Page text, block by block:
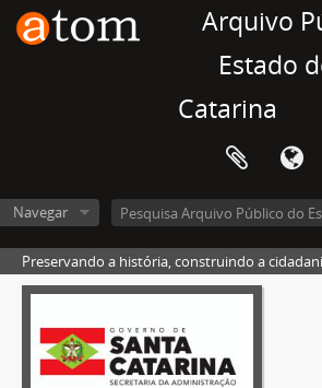
Arquivo
Estado
Catarina
Navegar
Preservando a história, construindo a